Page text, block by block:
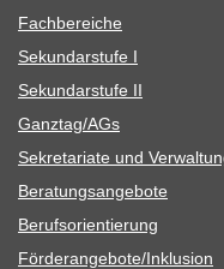
Fach­be­rei­che
Sekun­dar­stufe I
Sekun­dar­stufe II
Ganztag/​​AGs
Sekre­ta­riate und
Bera­tungs­an­ge­bote
Berufs­ori­en­tie­rung
Förderangebote/​​Inklusion